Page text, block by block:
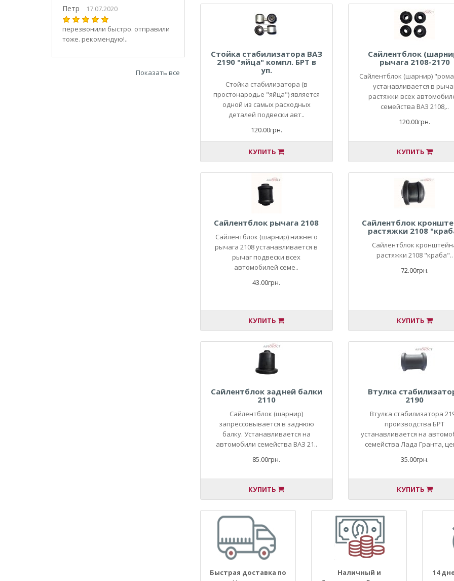
2107
21070
21073
Петр 17.07.2020
перезвонили быстро. отправили
тоже. рекомендую!..
Показать все
Стойка стабилизатора ВАЗ
2190 "яйца" компл. БРТ в
уп.
Стойка стабилизатора (в
простонародье "яйца") является
одной из самых расходных
деталей подвески авт..
120.00грн.
КУПИТЬ
Сайлентблок
рычага 2108-2170
Сайлентблок (шарнир)
устанавливается в
растяжки всех
семейства ВАЗ 2108,..
120.00грн.
КУПИТЬ
Сайлентблок рычага 2108
Сайлентблок (шарнир) нижнего
рычага 2108 устанавливается в
рычаг подвески всех
автомобилей семе..
43.00грн.
КУПИТЬ
Сайлентблок
растяжки 2108
Сайлентблок
растяжки 2108 "краба"..
72.00грн.
КУПИТЬ
Сайлентблок задней балки
2110
Сайлентблок (шарнир)
запрессовывается в заднюю
балку. Устанавливается на
автомобили семейства ВАЗ 21..
85.00грн.
КУПИТЬ
Втулка
2190
Втулка стабилизатора
производства БРТ
устанавливается на
семейства Лада Гранта,
35.00грн.
КУПИТЬ
Быстрая доставка по
Наличный и
14